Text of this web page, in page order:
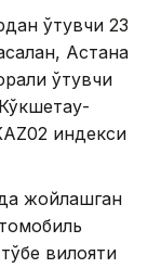
ўтувчи 23
Астана
ўтувчи
индекси
жойлашган
вилояти